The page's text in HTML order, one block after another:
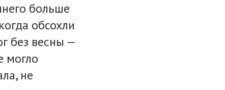
больше
обсохли
без весны —
могло
не